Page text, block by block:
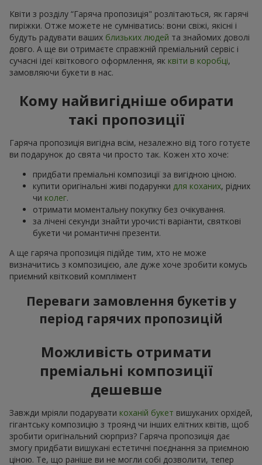
Квіти з розділу “Гаряча пропозиція" розлітаються, як гарячі
пиріжки. Отже можете не сумніватись: вони свіжі, якісні і
будуть радувати ваших близьких людей та знайомих доволі
довго. А ще ви отримаєте справжній преміальний сервіс і
сучасні ідеї квіткового оформлення, як квіти в коробці,
замовляючи букети в нас.
Кому найвигідніше обирати
такі пропозиції
Гаряча пропозиція вигідна всім, незалежно від того готуєте
ви подарунок до свята чи просто так. Кожен хто хоче:
придбати преміальні композиції за вигідною ціною.
купити оригінальні живі подарунки для коханих, рідних
чи колег.
отримати моментальну покупку без очікування.
за лічені секунди знайти урочисті варіанти, святкові
букети чи романтичні презенти.
А ще гаряча пропозиція підійде тим, хто не може
визначитись з композицією, але дуже хоче зробити комусь
приємний квітковий комплімент
Переваги замовлення букетів у
період гарячих пропозицій
Можливість отримати
преміальні композиції
дешевше
Завжди мріяли подарувати коханій букет вишуканих орхідей,
гігантську композицію з троянд чи інших елітних квітів, щоб
зробити оригінальний сюрприз? Гаряча пропозиція дає
змогу придбати вишукані естетичні поєднання за приємною
ціною. Те, що раніше ви не могли собі дозволити, тепер